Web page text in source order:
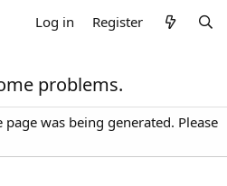
Log in Register
problems.
was being generated. Please